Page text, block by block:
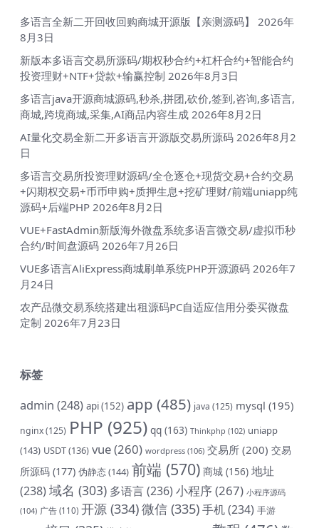
多语言全新二开回收回购商城开源版【亲测源码】
2026年
8月3日
新版本多语言交易所源码/期权秒合约+杠杆合约+智能合约
投资理财+NTF+贷款+输赢控制 2026年8月3日
多语言java开源商城源码,秒杀,拼团,砍价,签到,咨询,多语言,
商城,跨境商城,采集,AI商品内容生成 2026年8月2日
AI量化交易全新二开多语言开源版交易所源码 2026年8月2
日
多语言交易所投资理财源码/全仓逐仓+现货交易+合约交易
+闪期权交易+币币申购+质押生息+挖矿理财/前端uniapp纯
源码+后端PHP 2026年8月2日
VUE+FastAdmin新版海外微盘系统多语言微交易/虚拟币秒
合约/时间盘源码 2026年7月26日
VUE多语言AliExpress商城刷单系统PHP开源源码 2026年7
月24日
农产品微交易系统搭建出租源码PC自适应信用分委买微盘
定制 2026年7月23日
标签
admin (248) api(152) app (485) java (125) mysql (195)
nginx(125) PHP (925) qq (163) Thinkphp (102) uniapp
(143) USDT(136) vue(260) wordpress (106) 交易所 (200) 交易
所源码 (177) 伪静态(144) 前端 (570) 商城 (156) 地址
(238)域名 (303) 多语言(236) 小程序(267) 小程序源码
(104) 广告 (110) 开源 (334)微信 (335)手机(234) 手游